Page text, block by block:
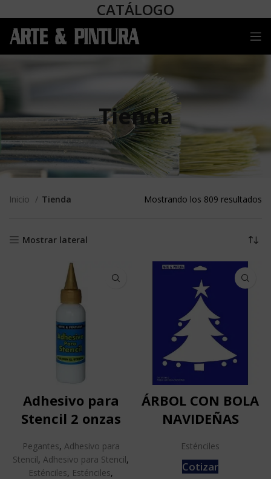
CATÁLOGO
Tienda
Inicio Tienda Mostrando los 809 resultados
Mostrar lateral
Adhesivo para
Stencil 2 onzas
Pegantes, Adhesivo para
Stencil, Adhesivo para Stencil,
Esténciles, Esténciles,
ÁRBOL CON BOLA
NAVIDEÑAS
Esténciles
Cotizar